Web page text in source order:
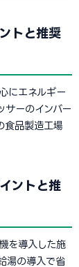
トと推奨
にエネルギー
サーのインバー
食品製造工場
ントと推
を導入した施
湯の導入で省